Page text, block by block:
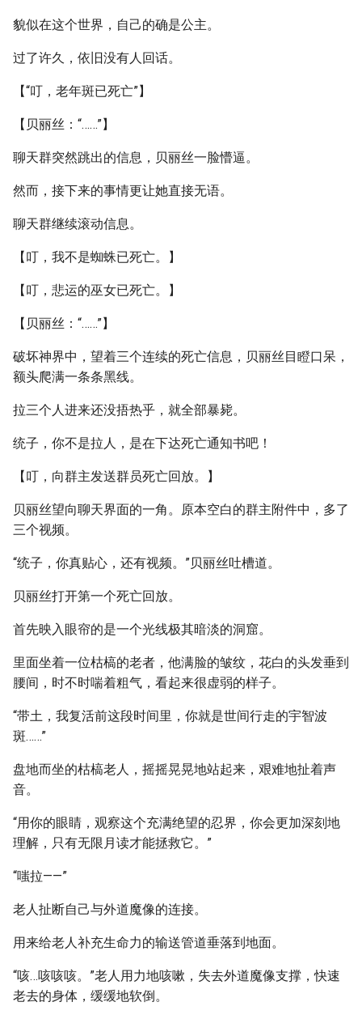
貌似在这个世界，自己的确是公主。
过了许久，依旧没有人回话。
【“叮，老年斑已死亡”】
【贝丽丝：“……”】
聊天群突然跳出的信息，贝丽丝一脸懵逼。
然而，接下来的事情更让她直接无语。
聊天群继续滚动信息。
【叮，我不是蜘蛛已死亡。】
【叮，悲运的巫女已死亡。】
【贝丽丝：“……”】
破坏神界中，望着三个连续的死亡信息，贝丽丝目瞪口呆，
额头爬满一条条黑线。
拉三个人进来还没捂热乎，就全部暴毙。
统子，你不是拉人，是在下达死亡通知书吧！
【叮，向群主发送群员死亡回放。】
贝丽丝望向聊天界面的一角。原本空白的群主附件中，多了
三个视频。
“统子，你真贴心，还有视频。”贝丽丝吐槽道。
贝丽丝打开第一个死亡回放。
首先映入眼帘的是一个光线极其暗淡的洞窟。
里面坐着一位枯槁的老者，他满脸的皱纹，花白的头发垂到
腰间，时不时喘着粗气，看起来很虚弱的样子。
“带土，我复活前这段时间里，你就是世间行走的宇智波
斑……”
盘地而坐的枯槁老人，摇摇晃晃地站起来，艰难地扯着声
音。
“用你的眼睛，观察这个充满绝望的忍界，你会更加深刻地
理解，只有无限月读才能拯救它。”
“嗤拉——”
老人扯断自己与外道魔像的连接。
用来给老人补充生命力的输送管道垂落到地面。
“咳…咳咳咳。”老人用力地咳嗽，失去外道魔像支撑，快速
老去的身体，缓缓地软倒。